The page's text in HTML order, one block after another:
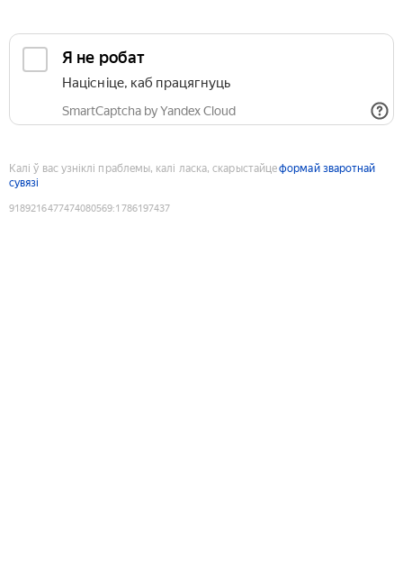
Я не робат
Націсніце, каб працягнуць
SmartCaptcha by Yandex Cloud
Калі ў вас узніклі праблемы, калі ласка, скарыстайцеформай зваротнай
сувязі
9189216477474080569:1786197437